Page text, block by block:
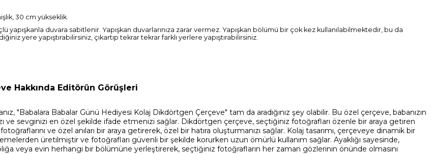
30 cm yükseklik.
duvara sabitlenir. Yapışkan duvarlarınıza zarar vermez. Yapışkan bölümü bir çok kez kullanılabilmektedir, bu da
yere yapıştırabilirsiniz, çıkartıp tekrar tekrar farklı yerlere yapıştırabilirsiniz.
Hakkında Editörün Görüşleri
"Babalara Babalar Günü Hediyesi Kolaj Dikdörtgen Çerçeve" tam da aradığınız şey olabilir. Bu özel çerçeve, babanızın
ve sevginizi en özel şekilde ifade etmenizi sağlar. Dikdörtgen çerçeve, seçtiğiniz fotoğrafları özenle bir araya getiren
ve özel anıları bir araya getirerek, özel bir hatıra oluşturmanızı sağlar. Kolaj tasarımı, çerçeveye dinamik bir
üretilmiştir ve fotoğrafları güvenli bir şekilde korurken uzun ömürlü kullanım sağlar. Ayaklığı sayesinde,
veya evin herhangi bir bölümüne yerleştirerek, seçtiğiniz fotoğrafların her zaman gözlerinin önünde olmasını